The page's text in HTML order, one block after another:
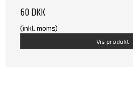
60 DKK
(inkl. moms)
Vis produkt